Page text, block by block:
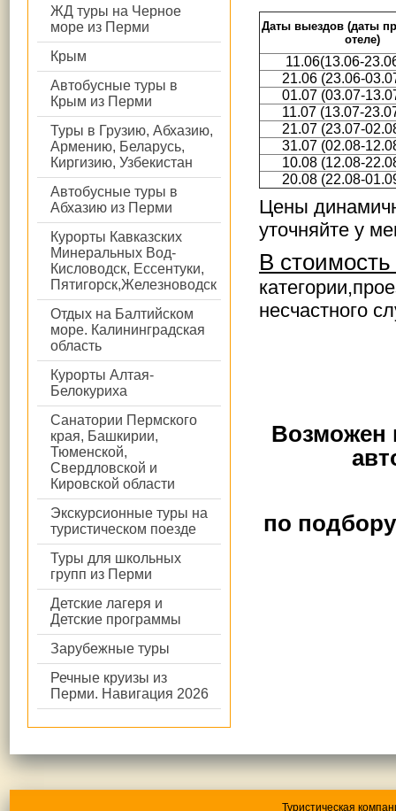
ЖД туры на Черное
море из Перми
Крым
Автобусные туры в
Крым из Перми
Туры в Грузию, Абхазию,
Армению, Беларусь,
Киргизию, Узбекистан
Автобусные туры в
Абхазию из Перми
Курорты Кавказских
Минеральных Вод-
Кисловодск, Ессентуки,
Пятигорск,Железноводск
Отдых на Балтийском
море. Калининградская
область
Курорты Алтая-
Белокуриха
Санатории Пермского
края, Башкирии,
Тюменской,
Свердловской и
Кировской области
Экскурсионные туры на
туристическом поезде
Туры для школьных
групп из Перми
Детские лагеря и
Детские программы
Зарубежные туры
Речные круизы из
Перми. Навигация 2026
Даты выездов (даты
отеле)
11.06(13.06-
21.06 (23.06-
01.07 (03.07-
11.07 (13.07-
21.07 (23.07-
31.07 (02.08-
10.08 (12.08-
20.08 (22.08-
Цены
уточняйте у
В
категории
несчастного
Возможен
по
Туристическая